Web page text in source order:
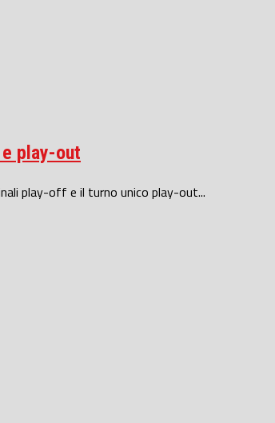
play-out
play-off e il turno unico play-out...